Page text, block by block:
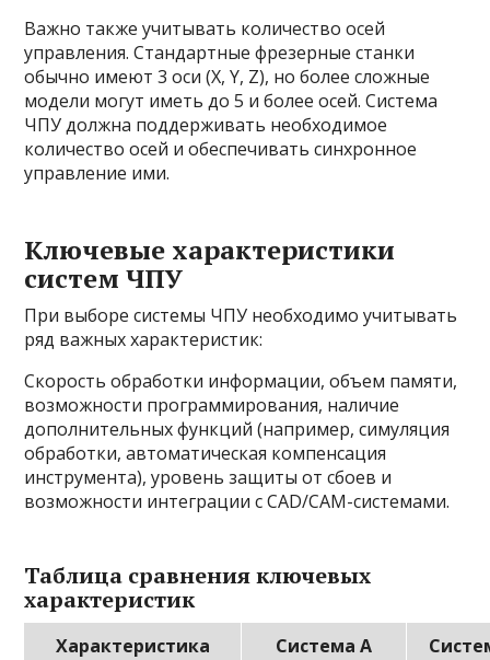
Важно также учитывать количество осей
управления. Стандартные фрезерные станки
обычно имеют 3 оси (X, Y, Z), но более сложные
модели могут иметь до 5 и более осей. Система
ЧПУ должна поддерживать необходимое
количество осей и обеспечивать синхронное
управление ими.
Ключевые характеристики
систем ЧПУ
При выборе системы ЧПУ необходимо учитывать
ряд важных характеристик:
Скорость обработки информации, объем памяти,
возможности программирования, наличие
дополнительных функций (например, симуляция
обработки, автоматическая компенсация
инструмента), уровень защиты от сбоев и
возможности интеграции с CAD/CAM-системами.
Таблица сравнения ключевых
характеристик
Характеристика Система А